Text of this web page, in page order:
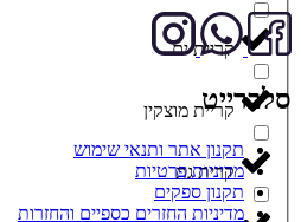
קריית ים
קריית מוצקין
קרית גת
סלברייט
תקנון אתר ותנאי שימוש
מדיניות פרטיות
תקנון ספקים
מדיניות החזרים כספיים והחזרות